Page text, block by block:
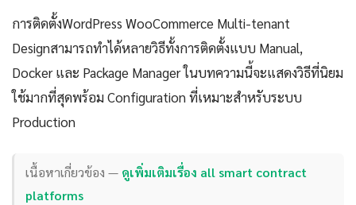
การติดตั้งWordPress WooCommerce Multi-tenant
Designสามารถทำได้หลายวิธีทั้งการติดตั้งแบบ Manual,
Docker และ Package Manager ในบทความนี้จะแสดงวิธีที่นิยม
ใช้มากที่สุดพร้อม Configuration ที่เหมาะสำหรับระบบ
Production
เนื้อหาเกี่ยวข้อง — ดูเพิ่มเติมเรื่อง all smart contract
platforms